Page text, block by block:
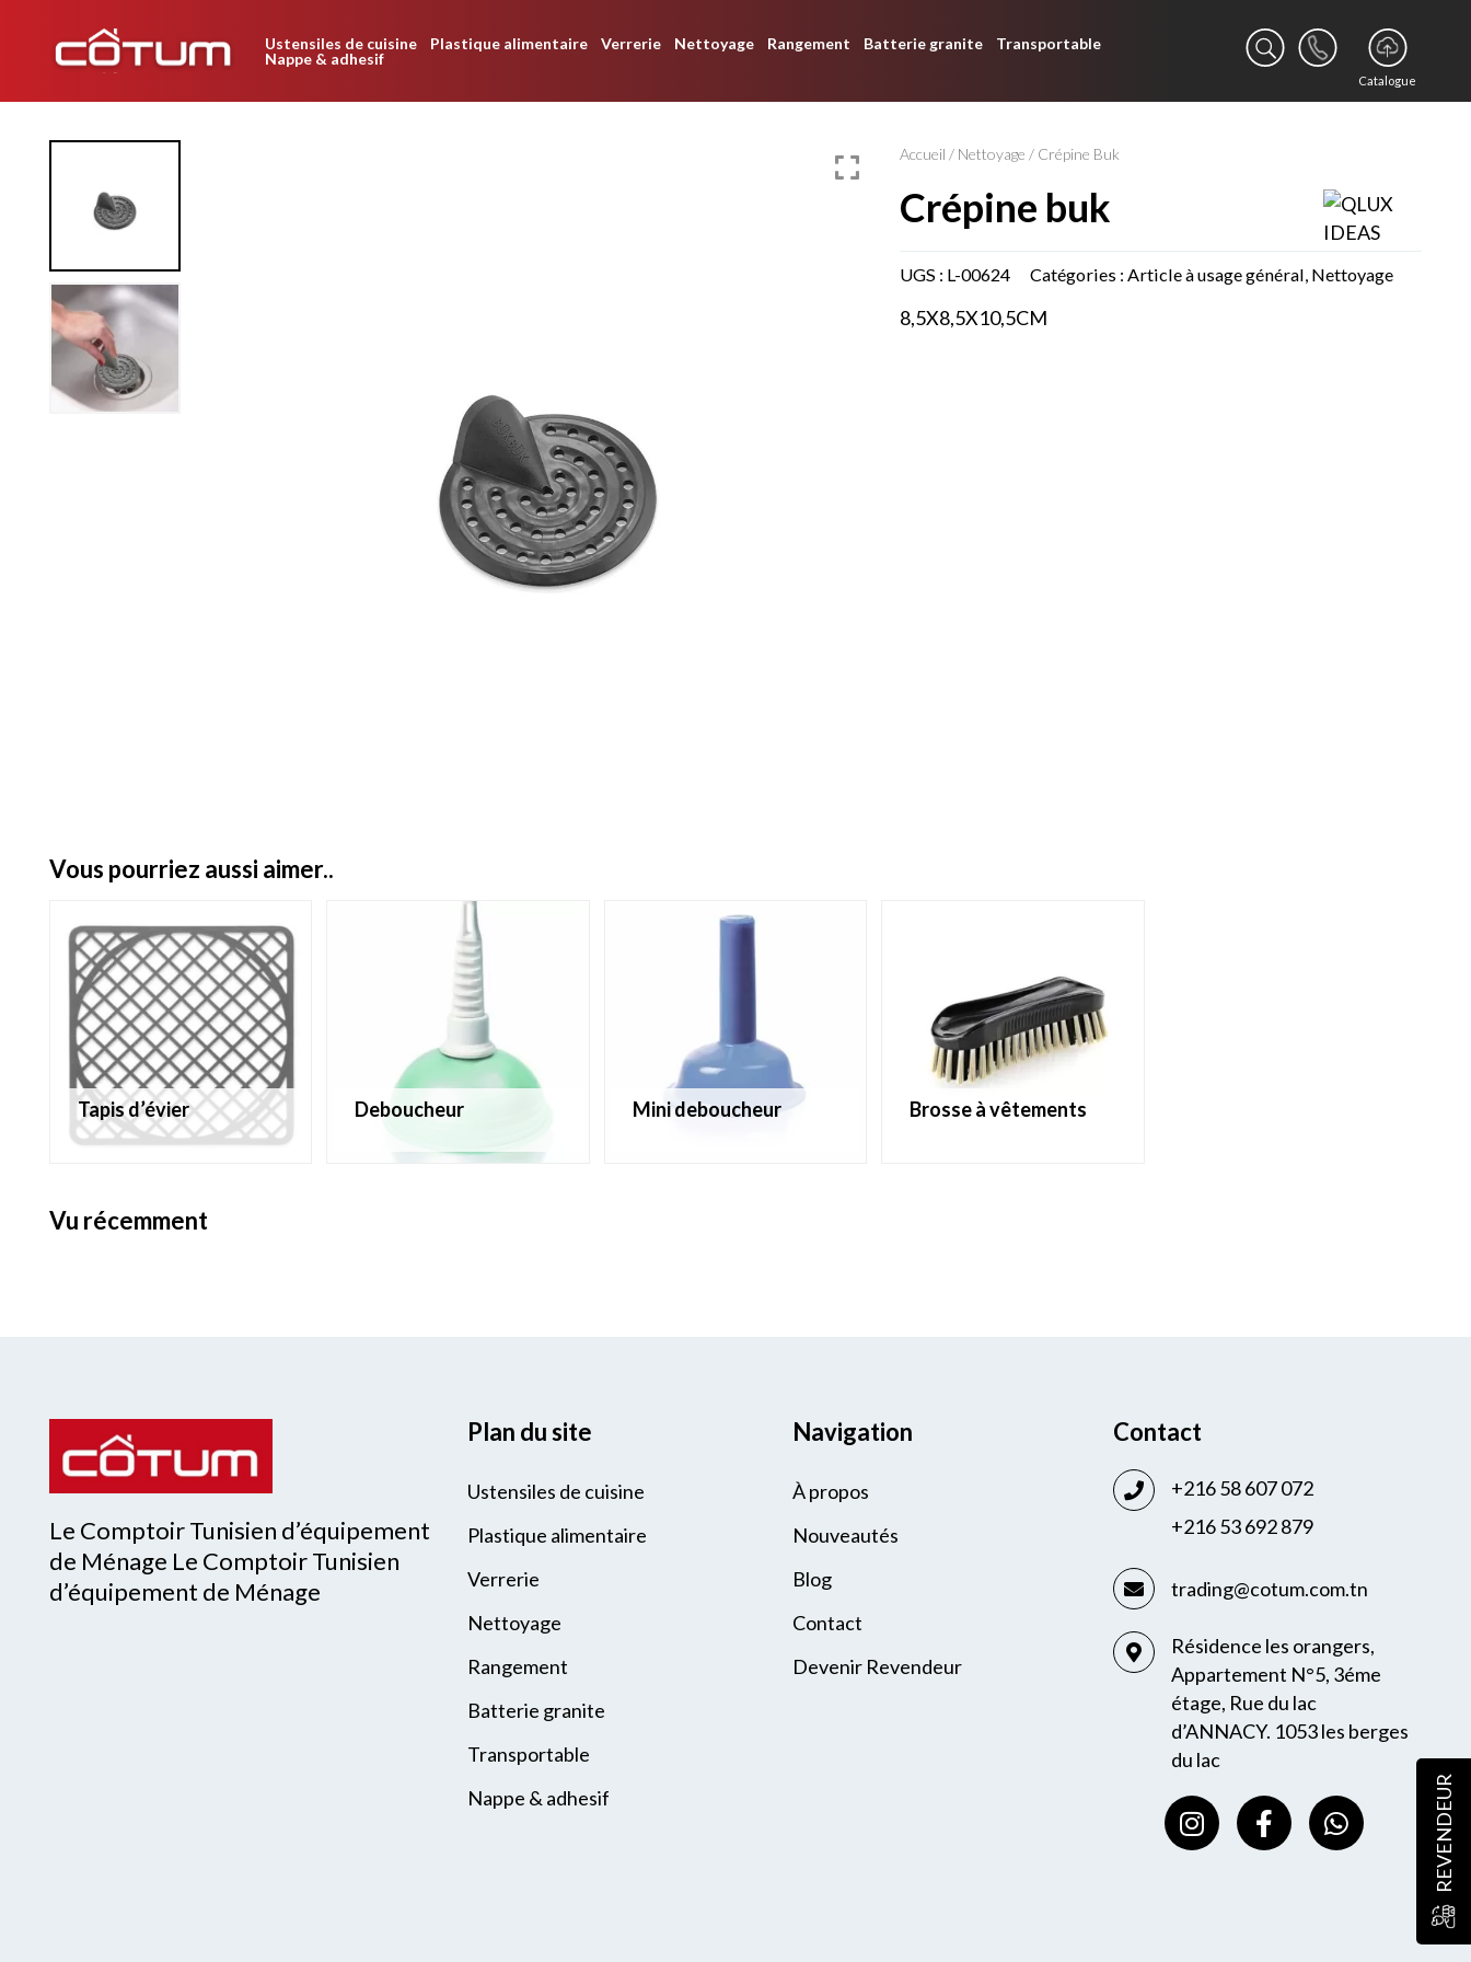
Ustensiles de cuisine Plastique alimentaire Verrerie Nettoyage Rangement Batterie granite
Transportable
Nappe & adhesif
Catalogue
Accueil / Nettoyage / Crépine Buk
crépine buk
UGS : L-00624 Catégories :Article à usage général, Nettoyage
8,5X8,5X10,5CM
vous pourriez aussi aimer..
tapis d’évier deboucheur mini deboucheur brosse à vêtements
vu récemment
Le Comptoir Tunisien d’équipement
de Ménage Le Comptoir Tunisien
d’équipement de Ménage
Plan du site
Ustensiles de cuisine
Plastique alimentaire
Verrerie
Nettoyage
Rangement
Batterie granite
Transportable
Nappe & adhesif
Navigation
À propos
Nouveautés
Blog
Contact
Devenir Revendeur
Contact
+216 58 607 072
+216 53 692 879
trading@cotum.com.tn
Résidence les orangers,
Appartement N°5, 3éme
étage, Rue du lac
d’ANNACY. 1053 les berges
du lac
I
n
F
a
W
h
REVENDEUR